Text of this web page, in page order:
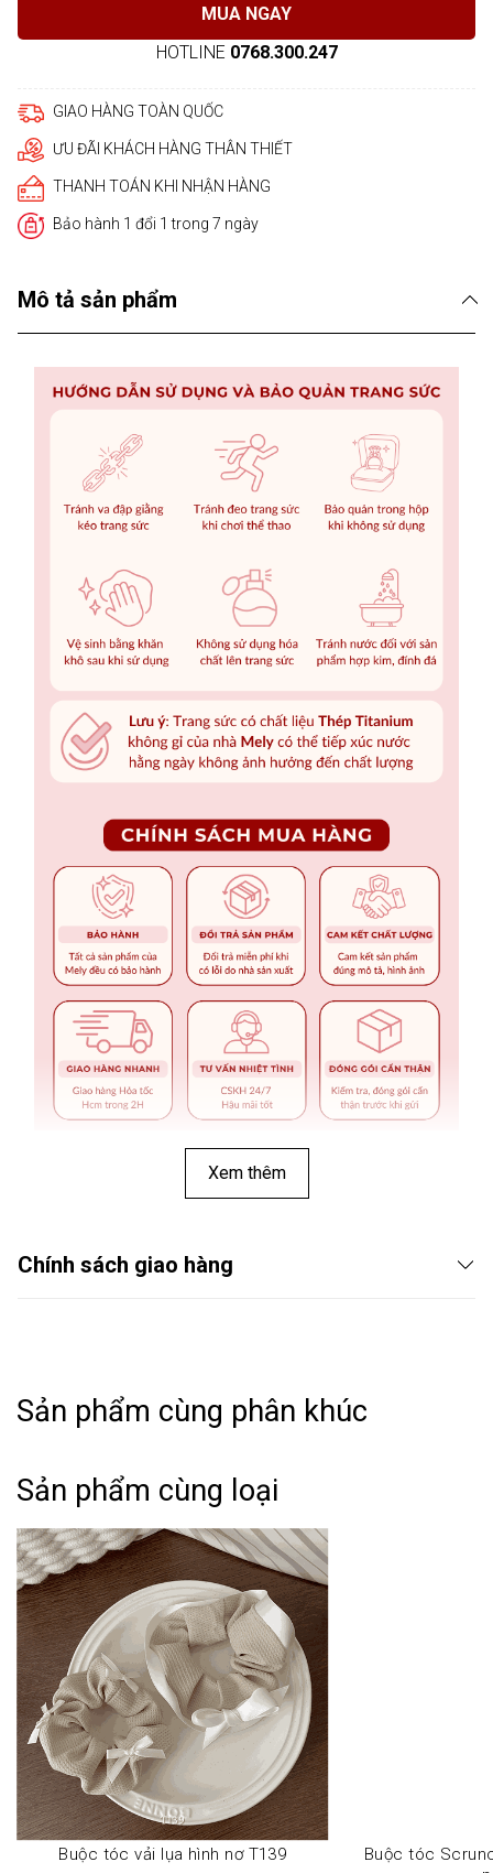
MUA NGAY
HOTLINE 0768.300.247
GIAO HÀNG TOÀN QUỐC
ƯU ĐÃI KHÁCH HÀNG THÂN THIẾT
THANH TOÁN KHI NHẬN HÀNG
Bảo hành 1 đổi 1 trong 7 ngày
Mô tả sản phẩm
➤ Tên hàng hóa: Buộc tóc nơ caro phối ngọc trai nhân
tạo nữ tính thời trang Mely T30
➤ Phong cách: Basic - Classic - Minimalism.
➤ Kiểu dáng: Thanh lịch, thời trang theo xu hướng, dễ
phối đồ.
➤ Thiết kế: Tinh xảo, tỉ mĩ, độ hoàn thiện cao
HƯỚNG DẪN BẢO QUẢN:
➤ Vệ sinh sản phẩm loại bỏ mồ hôi, bụi bẩn sau khi sử
dung.
➤ Bảo quản trong túi hoặc hộp kín riêng từng mẫu.
➤ Tránh va đập, chơi thể thao, vận động mạnh khi đeo
trang sức.
➤ Tránh để trang sức tiếp xúc với hoá chất, chất tẩy rửa
Xem thêm
Chính sách giao hàng
Sản phẩm cùng phân khúc
Sản phẩm cùng loại
Buộc tóc vải lụa hình nơ T139
Buộc tóc